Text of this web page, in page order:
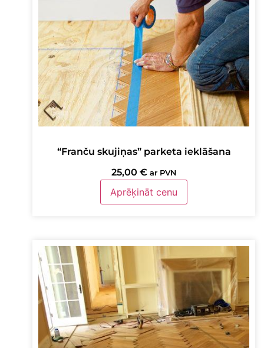
“Franču skujiņas” parketa ieklāšana
25,00 € ar PVN
Aprēķināt cenu